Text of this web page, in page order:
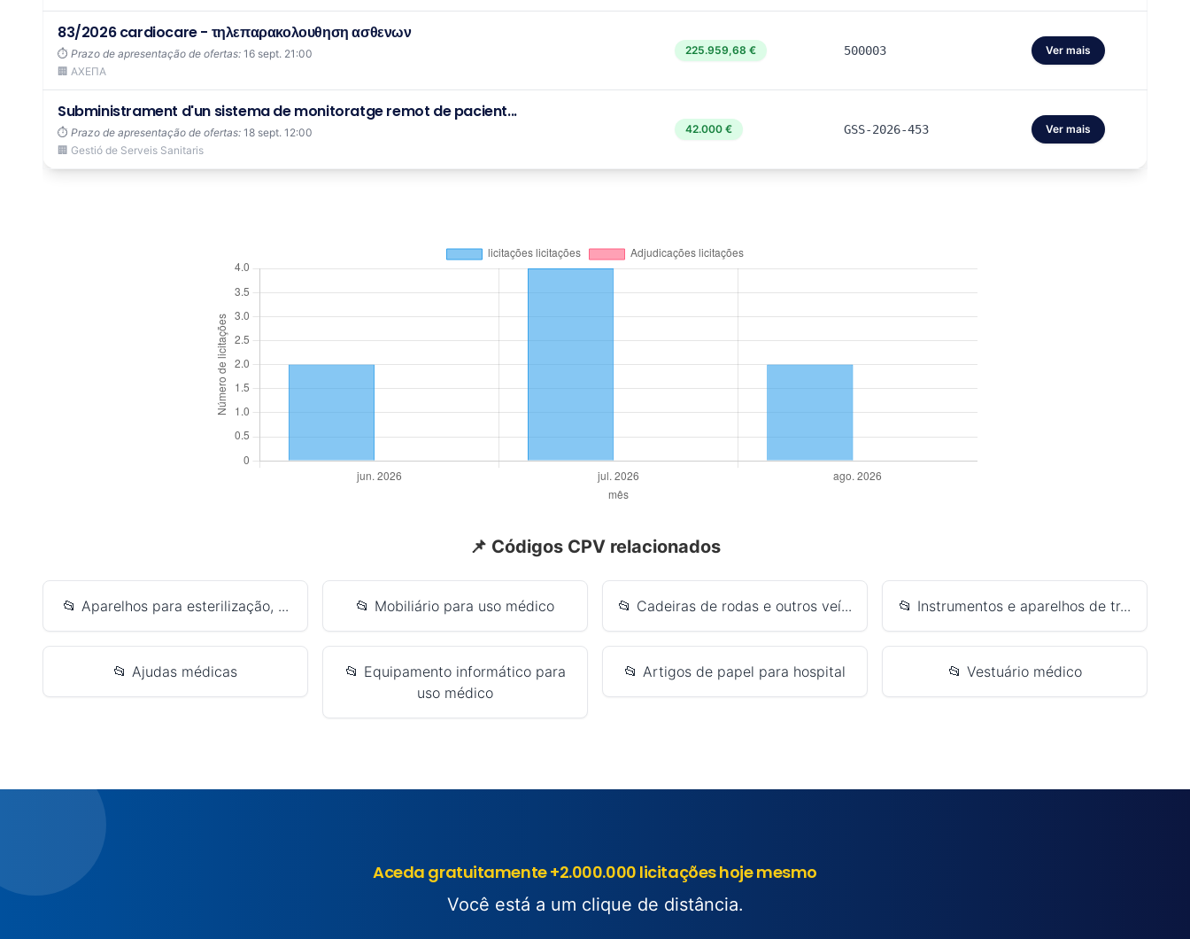
83/2026 cardiocare - τηλεπαρακολουθηση ασθενων
⏱️ Prazo de apresentação de ofertas: 16 sept. 21:00
🏢 ΑΧΕΠΑ
225.959,68 € 500003 Ver mais
Subministrament d'un sistema de monitoratge remot de pacient...
⏱️ Prazo de apresentação de ofertas: 18 sept. 12:00
🏢 Gestió de Serveis Sanitaris
42.000 € GSS-2026-453 Ver mais
📌 Códigos CPV relacionados
📂 Aparelhos para esterilização, ... 📂 Mobiliário para uso médico 📂 Cadeiras de rodas e outros veí... 📂 Instrumentos e aparelhos de tr...
📂 Ajudas médicas
📂 Equipamento informático para
uso médico
📂 Artigos de papel para hospital 📂 Vestuário médico
Aceda gratuitamente +2.000.000 licitações hoje mesmo
Você está a um clique de distância.